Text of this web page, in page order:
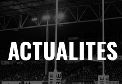
ACTUALITES